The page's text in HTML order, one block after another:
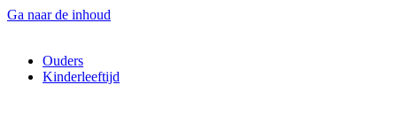
Ga naar de inhoud
Ouders
Kinderleeftijd